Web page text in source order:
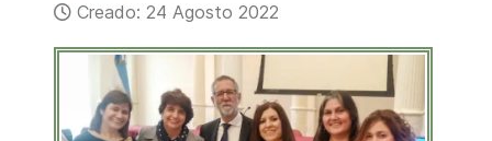
Creado: 24 Agosto 2022